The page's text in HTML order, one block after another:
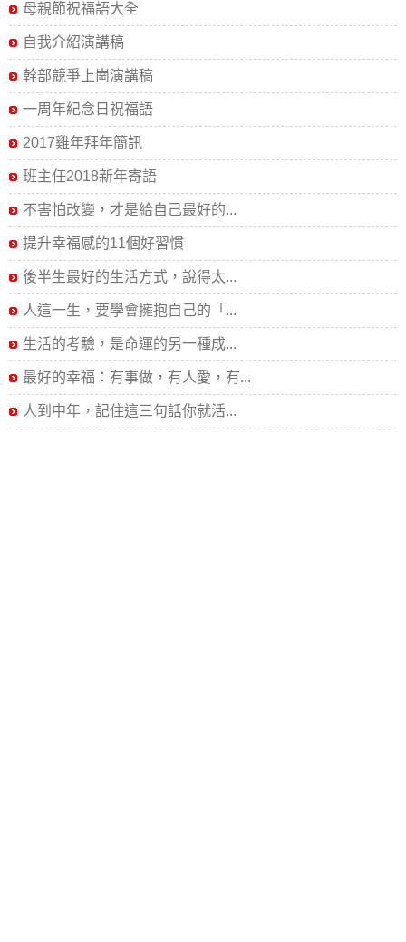
母親節祝福語大全
自我介紹演講稿
幹部競爭上崗演講稿
一周年紀念日祝福語
2017雞年拜年簡訊
班主任2018新年寄語
不害怕改變，才是給自己最好的...
提升幸福感的11個好習慣
後半生最好的生活方式，說得太...
人這一生，要學會擁抱自己的「...
生活的考驗，是命運的另一種成...
最好的幸福：有事做，有人愛，有...
人到中年，記住這三句話你就活...